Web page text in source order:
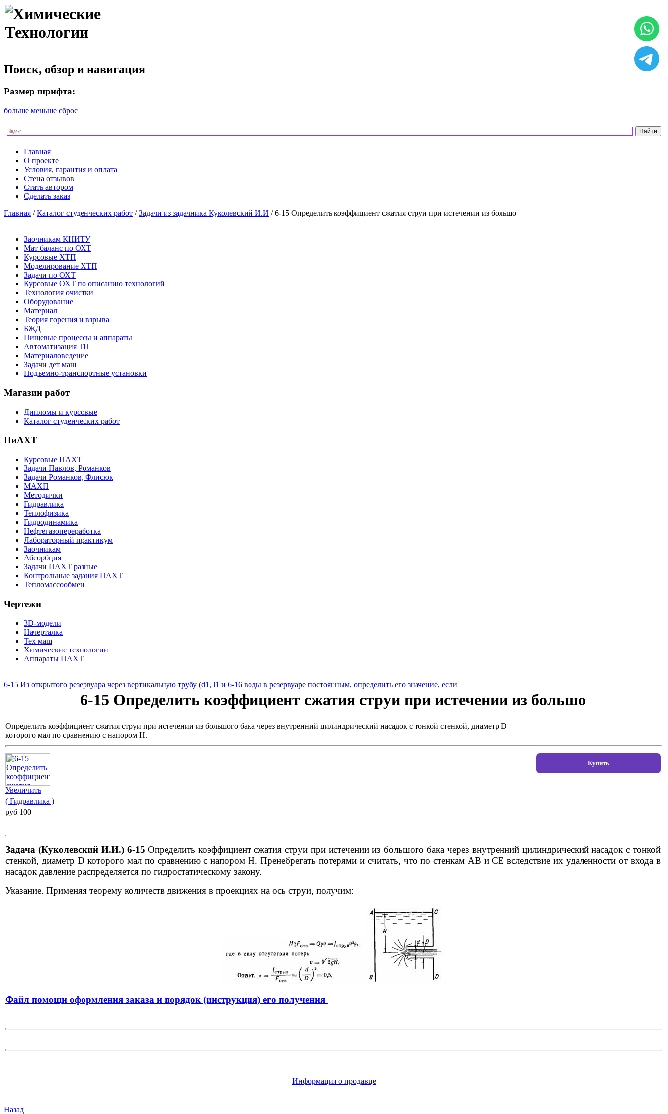
Поиск, обзор и навигация
Размер шрифта:
больше меньше сброс
Главная
О проекте
Условия, гарантия и оплата
Стена отзывов
Стать автором
Сделать заказ
Главная /Каталог студенческих работ /Задачи из задачника Куколевский И.И / 6-15 Определить коэффициент сжатия струи при истечении из большо
Заочникам КНИТУ
Мат баланс по ОХТ
Курсовые ХТП
Моделирование ХТП
Задачи по ОХТ
Курсовые ОХТ по описанию технологий
Технология очистки
Оборудование
Материал
Теория горения и взрыва
БЖД
Пищевые процессы и аппараты
Автоматизация ТП
Материаловедение
Задачи дет маш
Подъемно-транспортные установки
Магазин работ
Дипломы и курсовые
Каталог студенческих работ
ПиАХТ
Курсовые ПАХТ
Задачи Павлов, Романков
Задачи Романков, Флисюк
МАХП
Методички
Гидравлика
Теплофизика
Гидродинамика
Нефтегазопереработка
Лабораторный практикум
Заочникам
Абсорбция
Задачи ПАХТ разные
Контрольные задания ПАХТ
Тепломассообмен
Чертежи
3D-модели
Начерталка
Тех маш
Химические технологии
Аппараты ПАХТ
6-15 Из открытого резервуара через вертикальную трубу (d1, l1 и 6-16 воды в резервуаре постоянным, определить его значение, если
6-15 Определить коэффициент сжатия струи при истечении из большо
Определить коэффициент сжатия струи при истечении из большого бака через внутренний цилиндрический насадок с тонкой стенкой, диаметр D
которого мал по сравнению с напором Н.
Увеличить
( Гидравлика )
pуб 100
Задача (Куколевский И.И.) 6-15 Определить коэффициент сжатия струи при истечении из большого бака через внутренний цилиндрический насадок с тонкой
стенкой, диаметр D которого мал по сравнению с напором Н. Пренебрегать потерями и считать, что по стенкам АВ и СE вследствие их удаленности от входа в
насадок давление распределяется по гидростатическому закону.
Указание. Применяя теорему количеств движения в проекциях на ось струи, получим:
Файл помощи оформления заказа и порядок (инструкция) его получения
Информация о продавце
Назад